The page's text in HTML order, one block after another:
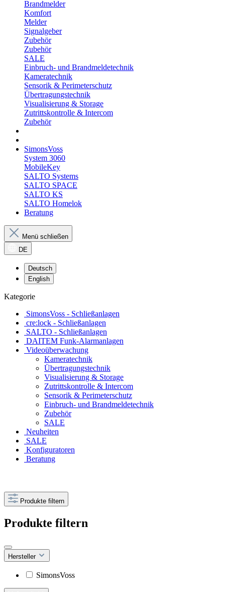
Brandmelder
Komfort
Melder
Signalgeber
Zubehör
Zubehör
SALE
Einbruch- und Brandmeldetechnik
Kameratechnik
Sensorik & Perimeterschutz
Übertragungstechnik
Visualisierung & Storage
Zutrittskontrolle & Intercom
Zubehör
SimonsVoss
System 3060
MobileKey
SALTO Systems
SALTO SPACE
SALTO KS
SALTO Homelok
Beratung
Menü schließen
DE
Deutsch
English
Kategorie
SimonsVoss - Schließanlagen
cre:lock - Schließanlagen
SALTO - Schließanlagen
DAITEM Funk-Alarmanlagen
Videoüberwachung
Kameratechnik
Übertragungstechnik
Visualisierung & Storage
Zutrittskontrolle & Intercom
Sensorik & Perimeterschutz
Einbruch- und Brandmeldetechnik
Zubehör
SALE
Neuheiten
SALE
Konfiguratoren
Beratung
Produkte filtern
Produkte filtern
Hersteller
SimonsVoss